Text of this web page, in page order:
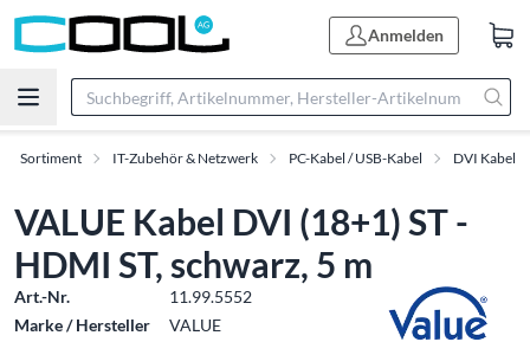
Anmelden
Sortiment IT-Zubehör & Netzwerk PC-Kabel / USB-Kabel DVI Kabel
VALUE Kabel DVI (18+1) ST -
HDMI ST, schwarz, 5 m
Art.-Nr.
11.99.5552
Marke / Hersteller
VALUE